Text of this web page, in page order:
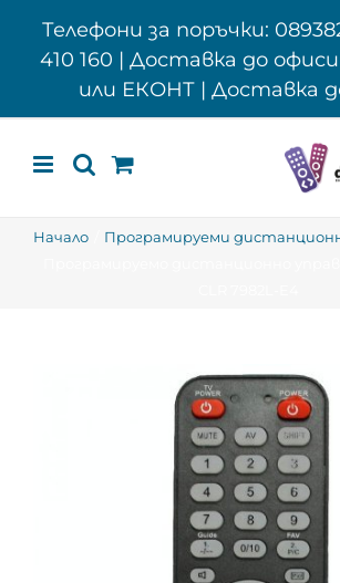
Телефони за поръчки:
410 160 | Доставка до офиси
или ЕКОНТ | Доставка
Начало
Програмируеми